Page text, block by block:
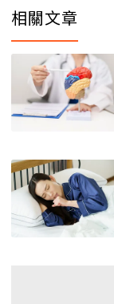
相關文章